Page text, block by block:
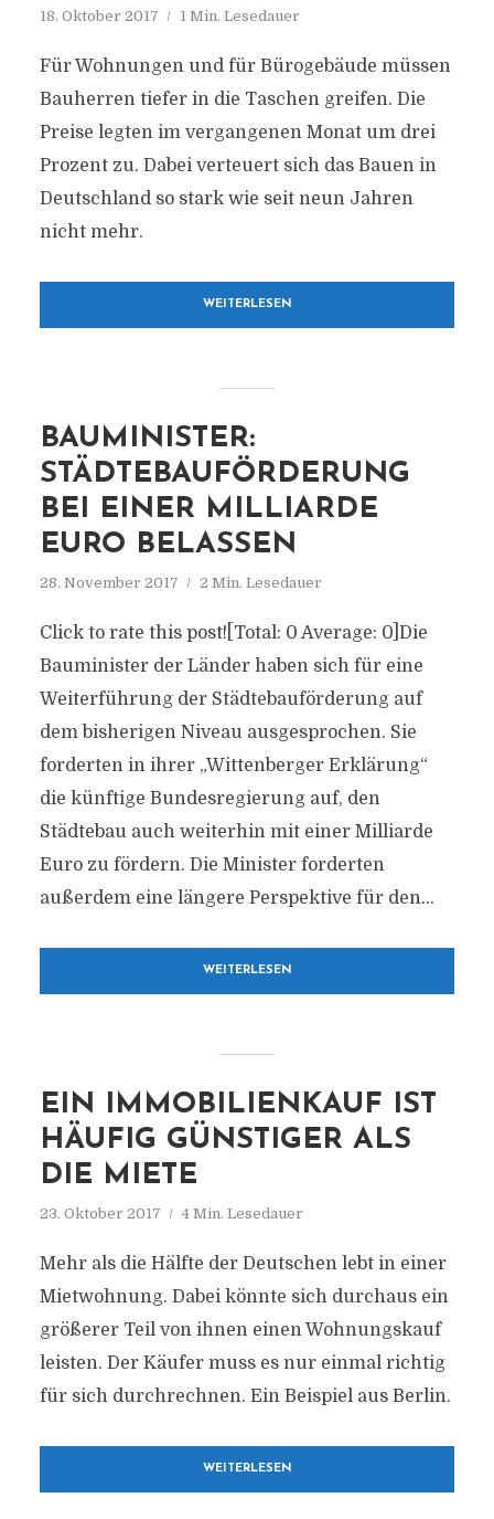
18. Oktober 2017 1 Min. Lesedauer
Für Wohnungen und für Bürogebäude müssen
Bauherren tiefer in die Taschen greifen. Die
Preise legten im vergangenen Monat um drei
Prozent zu. Dabei verteuert sich das Bauen in
Deutschland so stark wie seit neun Jahren
nicht mehr.
WEITERLESEN
BAUMINISTER:
STÄDTEBAUFÖRDERUNG
BEI EINER MILLIARDE
EURO BELASSEN
28. November 2017 2 Min. Lesedauer
Click to rate this post![Total: 0 Average: 0]Die
Bauminister der Länder haben sich für eine
Weiterführung der Städtebauförderung auf
dem bisherigen Niveau ausgesprochen. Sie
forderten in ihrer „Wittenberger Erklärung“
die künftige Bundesregierung auf, den
Städtebau auch weiterhin mit einer Milliarde
Euro zu fördern. Die Minister forderten
außerdem eine längere Perspektive für den...
WEITERLESEN
EIN IMMOBILIENKAUF IST
HÄUFIG GÜNSTIGER ALS
DIE MIETE
23. Oktober 2017 4 Min. Lesedauer
Mehr als die Hälfte der Deutschen lebt in einer
Mietwohnung. Dabei könnte sich durchaus ein
größerer Teil von ihnen einen Wohnungskauf
leisten. Der Käufer muss es nur einmal richtig
für sich durchrechnen. Ein Beispiel aus Berlin.
WEITERLESEN